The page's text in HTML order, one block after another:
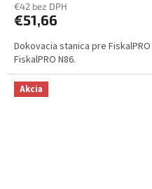
€42 bez DPH
€51,66
Dokovacia stanica pre
FiskalPRO N86.
Akcia